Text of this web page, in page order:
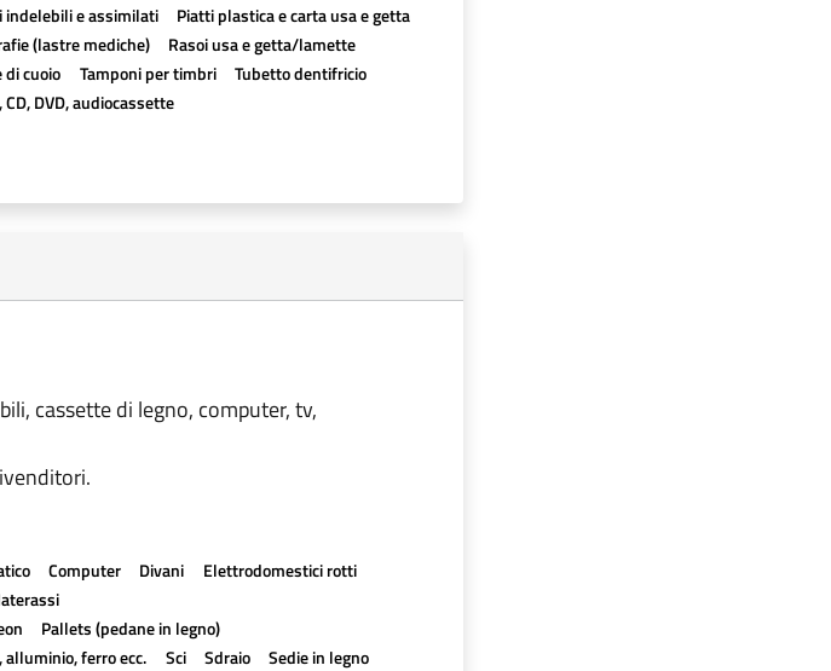
indelebili e assimilati
Piatti plastica e carta usa e getta
(lastre mediche)
Rasoi usa e getta/lamette
di cuoio Tamponi per timbri
Tubetto dentifricio
DVD, audiocassette
cassette di legno, computer, tv,
Computer Divani
Elettrodomestici rotti
Pallets (pedane in legno)
alluminio, ferro ecc. Sci Sdraio
Sedie in legno